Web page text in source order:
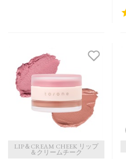
LIP＆CREAM CHEEK リップ
＆クリームチーク